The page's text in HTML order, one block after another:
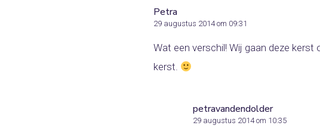
Petra
29 augustus 2014 om 09:31
Wat een verschil! Wij gaan deze
kerst.
petravandendolder
29 augustus 2014 om 10:35